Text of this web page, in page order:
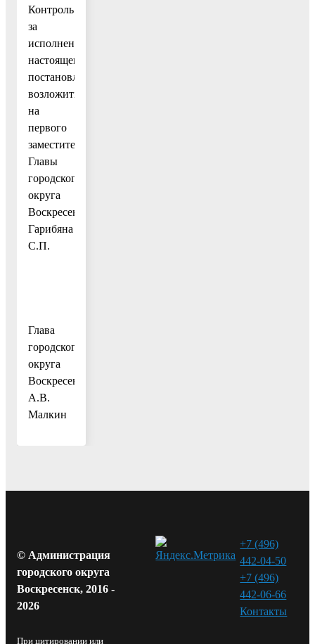
Контроль
за
исполнением
настоящего
постановления
возложить
на
первого
заместителя
Главы
городского
округа
Воскресенск
Гарибяна
С.П.
Глава
городского
округа
Воскресенск
А.В.
Малкин
© Администрация
городского округа
Воскресенск, 2016 -
2026
При цитировании или
+7 (496)
442-04-50
+7 (496)
442-06-66
Контакты⁠